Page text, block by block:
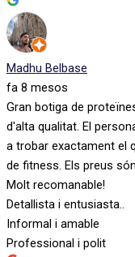
Madhu Belbase
fa 8 mesos
Gran botiga de
d'alta qualitat. El
a trobar exactament el
de fitness. Els preus
Molt recomanable!
Detallista i entusiasta..
Informal i amable
Professional i polit